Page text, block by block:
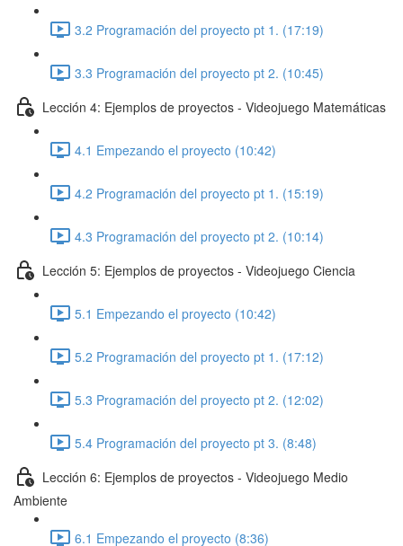
3.2 Programación del proyecto pt 1. (17:19)
3.3 Programación del proyecto pt 2. (10:45)
Lección 4: Ejemplos de proyectos - Videojuego Matemáticas
4.1 Empezando el proyecto (10:42)
4.2 Programación del proyecto pt 1. (15:19)
4.3 Programación del proyecto pt 2. (10:14)
Lección 5: Ejemplos de proyectos - Videojuego Ciencia
5.1 Empezando el proyecto (10:42)
5.2 Programación del proyecto pt 1. (17:12)
5.3 Programación del proyecto pt 2. (12:02)
5.4 Programación del proyecto pt 3. (8:48)
Lección 6: Ejemplos de proyectos - Videojuego Medio
Ambiente
6.1 Empezando el proyecto (8:36)